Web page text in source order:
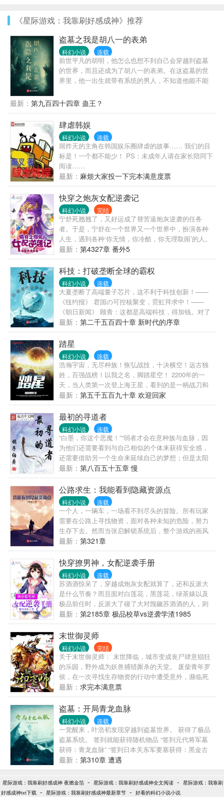
《星际游戏：我靠刷好感成神》推荐
盗墓之我是胡八一的表弟
科幻小说 连载
前世平凡的胡明，他怎么也想不到自己会穿越到盗墓
的世界，而且还成为了胡八一的表弟。在这盗墓的世
界里，他一出生就带有系统的男人，不知道他能不能
最新： 第九百四十四章 蛊王？
肆虐韩娱
科幻小说 连载
屌炸天的主角在韩国娱乐圈肆虐的故事…… 我们的目
标是！一个都不能少！ PS：未成年人请在家长陪同下
阅读……
最新： 麻烦大家投一下完本满意度票
快穿之炮灰女配逆袭记
科幻小说 完结
宁舒死翘翘了，又好运成了替苦逼炮灰逆袭的任务
者。于是，宁舒在一个世界又一个世界中，扮演各种
人生，遇到各种‘你无情，你冷酷，你无理取闹’的人。
遇到各种各样批量发售的白莲花，绿茶婊，心机婊，
世界还能不能有点真善美！？宁舒怒吼，你们这些渣
渣，我只是来逆袭的，请不要妨碍我完成任务。穿越
主角，重生主角，只有不努力的任务者，没有撬不掉
的主角光环。宁舒不得不苦逼地一个世界一个世界捡
节操。群号：545565833，欢迎小可爱们进群浪。
最新： 第4327章 番外5
科技：打破垄断全球的霸权
科幻小说 连载
大夏垄断了高端量子芯片，这不利于科技创新！——
《纽约报》 君国の可控核聚变，霓虹拜求中！——
《朝日新闻》 顾青：这都是高端科技，得加钱。对了
霓虹还是好好发展旅游业，能源从大夏进口吧。
最新： 第二千五百四十章 新时代的序章
踏星
科幻小说 连载
浩瀚宇宙，无尽种族！恢弘战技，十决横空！远古独
姓，百强战榜！以我之名，脚踏星空！ 2200年的一
天，当人类第一次登上海王星，看到的是一柄战刀和
一具站立的尸体！！！已有完结老书《末日之无上王
座》三百多万字，从未断更，人品保证！！
最新： 第五千五百九十章 欢迎回家
最初的寻道者
科幻小说 连载
“白墨，你这个恶魔！”“弱者才会在意种族与血脉，因
为他们还需要看到与自己相似的个体来获得安全感，
还需要借助另一个生命来延续自己的梦想；但是太阳
是不需要另外一个太阳的，永恒者也不需要另一个生
命来实现自己的想法。”一个孤独的探索者不断寻找前
进道路的故事。本书仅作一个小实验，看看一本主角
不是废柴，没有金手指，不写套路，不写打脸，不写
女主，没有到处能捡神器神功的小说能不能坚持写到
200正先定一个小目标，按照现有的大纲展开应该没问
题）书友群：欢迎来聊天~
最新： 第八百五十五章 慢
公路求生：我能看到隐藏资源点
科幻小说 连载
一个人，一辆车，一场看不到尽头的冒险。所有玩家
需要在公路上寻找物资，面对各种未知的危险，努力
生存下去。然而当张启解锁系统后，整个游戏的画风
都变了。相比沿途那些质量低劣的资源箱，果然还是
隐藏资源点更富啊。当别人还在为水和食物焦头烂额
时，张启早已开着房车，吃着大餐，享受起了别样的
度假生活。
最新： 第321章
快穿撩男神，女配逆袭手册
科幻小说 连载
苏酒酒惊呆了，穿越成炮灰女配就算了，还和反派大
是什么节奏？而且面对白莲花，黑莲花，绿茶婊以及
极品前任时，反派大了碰了大对觊觎苏酒酒的人，则
是直接让之销声匿迹……苏酒酒：反派好口怕！太凶
残！更重要的是在每个任务世界里都有这么一个横行
霸道不离不弃的存在。面对恶毒女刁难，苏酒酒淡定
举起手里高射炮：来一个轰一个，来两个，轰成
灰……系统：女主有金手指。苏酒酒：金手指就是用
来碾压的！苏酒酒：女配要逆袭，你有金手指，我有
大反派，看谁笑到最后！
最新： 第2185章 极品校草vs逆袭学渣1985
末世御灵师
科幻小说 完结
关于末世御灵师： 末世降临，城市变成丧尸肆意猖狂
的乐园，野外成为妖兽捕猎厮杀的天堂。 废柴青年罗
侯，在一次寻找生存物资的行动中遭受意外，濒临死
亡，却激活了无意中得来的御灵指环，拥有了御使丧
尸和妖兽的逆天能力。 当无数幸存者为了生存苦苦挣
扎之时，罗侯凭借着御灵指环，走上了自己无比彪悍
的成长之路。 别人浴血奋战在丧尸、妖兽之间，罗侯
则跟在自己的灵宠后面拾取战利品！ 别人努力修炼而
效果甚微，罗侯即使在睡觉也在不断的变强！ …… 有
恩于我者，我当十倍还之；有仇于我者，我定百倍报
之！——罗侯 ...
最新： 求完本满意票
盗墓：开局青龙血脉
科幻小说 连载
一觉醒来，叶浩初发现穿越到盗墓世界。 获得了极品
盗墓系统。 签到就能获得随机物品 “签到元代将军墓
获得：青龙血脉” “签到日本关东军要塞获得：黑金古
刀” “签到精绝古城获得“发丘印” 从元代将军墓开始，辗
转到各大古墓…… 从简说，这是主角携带系统，签到
各大古墓，一步步成长，到最后主角发现自己已经无
敌了。
最新： 第310章 遭遇
星际游戏：我靠刷好感成神 夜燃金箔 - 星际游戏：我靠刷好感成神全文阅读 - 星际游戏：我靠刷
好感成神txt下载 - 星际游戏：我靠刷好感成神最新章节 - 好看的科幻小说小说